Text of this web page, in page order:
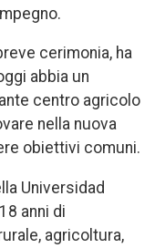
cerimonia, ha
abbia un
centro agricolo
nella nuova
obiettivi comuni.
Universidad
anni di
agricoltura,